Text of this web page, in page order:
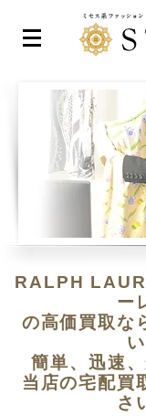
RALPH
ー
の高価買取な
い
簡単、迅速
当店の宅配買
さ